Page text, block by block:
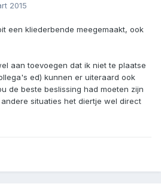
2015
een kliederbende meegemaakt, ook
aan toevoegen dat ik niet te plaatse
ed) kunnen er uiteraard ook
de beste beslissing had moeten zijn
situaties het diertje wel direct